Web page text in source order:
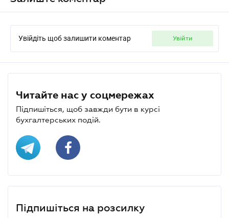
Увійдіть щоб залишити коментар увійти
Читайте нас у соцмережах
Підпишіться, щоб завжди бути в курсі
бухгалтерських подій.
Підпишіться на розсилку